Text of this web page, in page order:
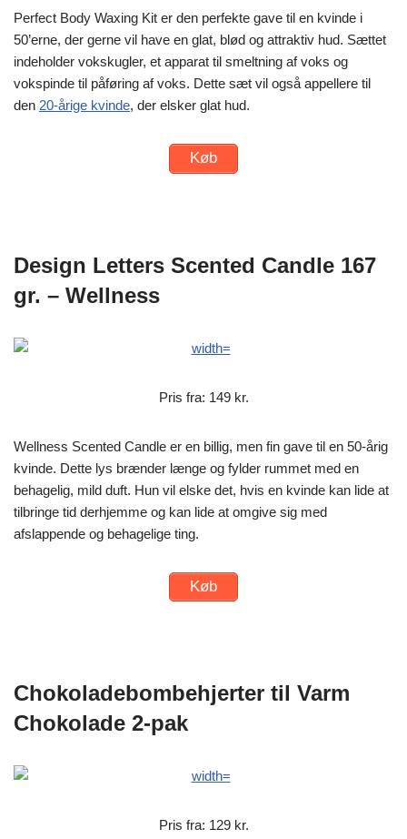
Perfect Body Waxing Kit er den perfekte gave til en kvinde i
50’erne, der gerne vil have en glat, blød og attraktiv hud. Sættet
indeholder vokskugler, et apparat til smeltning af voks og
vokspinde til påføring af voks. Dette sæt vil også appellere til
den 20-årige kvinde, der elsker glat hud.
Køb
Design Letters Scented Candle 167
gr. – Wellness
Pris fra: 149 kr.
Wellness Scented Candle er en billig, men fin gave til en 50-årig
kvinde. Dette lys brænder længe og fylder rummet med en
behagelig, mild duft. Hun vil elske det, hvis en kvinde kan lide at
tilbringe tid derhjemme og kan lide at omgive sig med
afslappende og behagelige ting.
Køb
Chokoladebombehjerter til Varm
Chokolade 2-pak
Pris fra: 129 kr.